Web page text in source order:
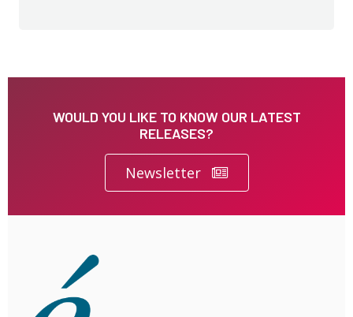
WOULD YOU LIKE TO KNOW OUR LATEST
RELEASES?
Newsletter